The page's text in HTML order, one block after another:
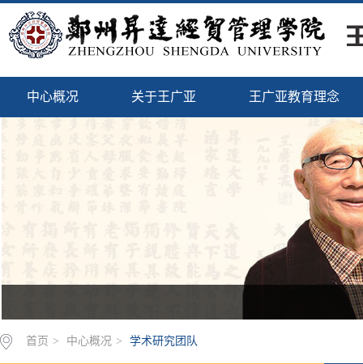
中心概况 关于王广亚 王广亚教育理念
首页 > 中心概况 > 学术研究团队